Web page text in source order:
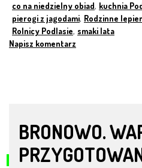
co na niedzielny obiad, kuchnia
pierogi z jagodami, Rodzinne
Rolnicy Podlasie, smaki lata
Napisz komentarz
BRONOWO.